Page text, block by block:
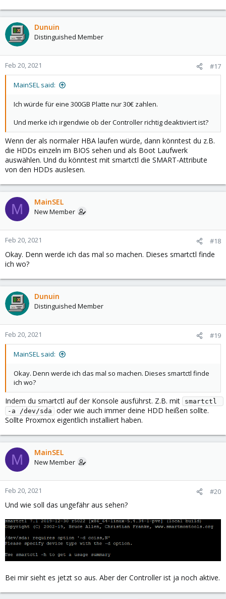
Dunuin
Distinguished Member
Feb 20, 2021 #17
MainSEL said:
Ich würde für eine 300GB Platte nur 30€ zahlen.
Und merke ich irgendwie ob der Controller richtig deaktiviert ist?
Wenn der als normaler HBA laufen würde, dann könntest du z.B.
die HDDs einzeln im BIOS sehen und als Boot Laufwerk
auswählen. Und du könntest mit smartctl die SMART-Attribute
von den HDDs auslesen.
M MainSEL
New Member
Feb 20, 2021 #18
Okay. Denn werde ich das mal so machen. Dieses smartctl finde
ich wo?
Dunuin
Distinguished Member
Feb 20, 2021 #19
MainSEL said:
Okay. Denn werde ich das mal so machen. Dieses smartctl finde
ich wo?
Indem du smartctl auf der Konsole ausführst. Z.B. mit
smartctl
-a /dev/sda
oder wie auch immer deine HDD heißen sollte.
Sollte Proxmox eigentlich installiert haben.
M MainSEL
New Member
Feb 20, 2021 #20
Und wie soll das ungefähr aus sehen?
Bei mir sieht es jetzt so aus. Aber der Controller ist ja noch aktive.